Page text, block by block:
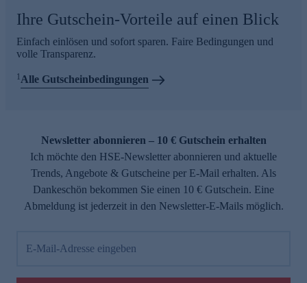
Ihre Gutschein-Vorteile auf einen Blick
Einfach einlösen und sofort sparen. Faire Bedingungen und
volle Transparenz.
1Alle Gutscheinbedingungen
Newsletter abonnieren – 10 € Gutschein erhalten
Ich möchte den HSE-Newsletter abonnieren und aktuelle
Trends, Angebote & Gutscheine per E-Mail erhalten. Als
Dankeschön bekommen Sie einen 10 € Gutschein. Eine
Abmeldung ist jederzeit in den Newsletter-E-Mails möglich.
E-Mail-Adresse eingeben